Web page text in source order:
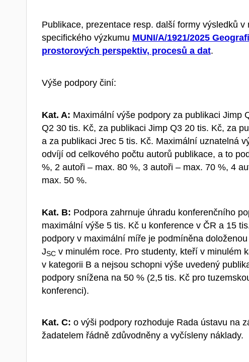
Publikace, prezentace resp. další formy výsledků
specifického výzkumu MUNI/A/1921/2025
prostorových perspektiv, procesů a dat.
Výše podpory činí:
Kat. A: Maximální výše podpory za publikaci Jimp
Q2 30 tis. Kč, za publikaci Jimp Q3 20 tis. Kč, za
a za publikaci Jrec 5 tis. Kč. Maximální uznatelná
odvíjí od celkového počtu autorů publikace, a to
%, 2 autoři – max. 80 %, 3 autoři – max. 70 %, 4
max. 50 %.
Kat. B: Podpora zahrnuje úhradu konferenčního
maximální výše 5 tis. Kč u konference v ČR a 15
podpory v maximální míře je podmíněna
JSCv minulém roce. Pro studenty, kteří v minulém
v kategorii B a nejsou schopni výše uvedený
podpory snížena na 50 % (2,5 tis. Kč pro
konferenci).
Kat. C: o výši podpory rozhoduje Rada ústavu na
žadatelem řádně zdůvodněny a vyčísleny náklady.